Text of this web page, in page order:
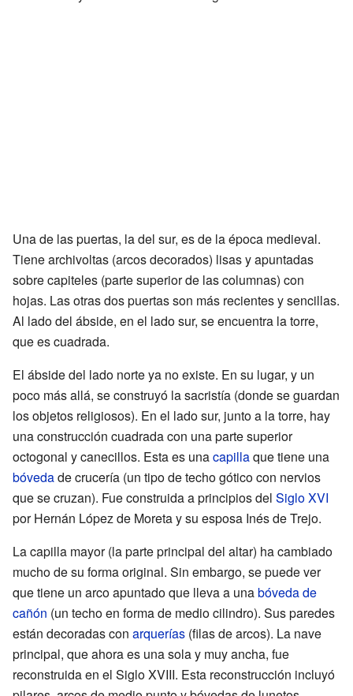
Una de las puertas, la del sur, es de la época medieval.
Tiene archivoltas (arcos decorados) lisas y apuntadas
sobre capiteles (parte superior de las columnas) con
hojas. Las otras dos puertas son más recientes y sencillas.
Al lado del ábside, en el lado sur, se encuentra la torre,
que es cuadrada.
El ábside del lado norte ya no existe. En su lugar, y un
poco más allá, se construyó la sacristía (donde se guardan
los objetos religiosos). En el lado sur, junto a la torre, hay
una construcción cuadrada con una parte superior
octogonal y canecillos. Esta es unacapillaque tiene una
bóvedade crucería (un tipo de techo gótico con nervios
que se cruzan). Fue construida a principios del Siglo XVI
por Hernán López de Moreta y su esposa Inés de Trejo.
La capilla mayor (la parte principal del altar) ha cambiado
mucho de su forma original. Sin embargo, se puede ver
que tiene un arco apuntado que lleva a unabóveda de
cañón (un techo en forma de medio cilindro). Sus paredes
están decoradas con arquerías (filas de arcos). La nave
principal, que ahora es una sola y muy ancha, fue
reconstruida en el Siglo XVIII. Esta reconstrucción incluyó